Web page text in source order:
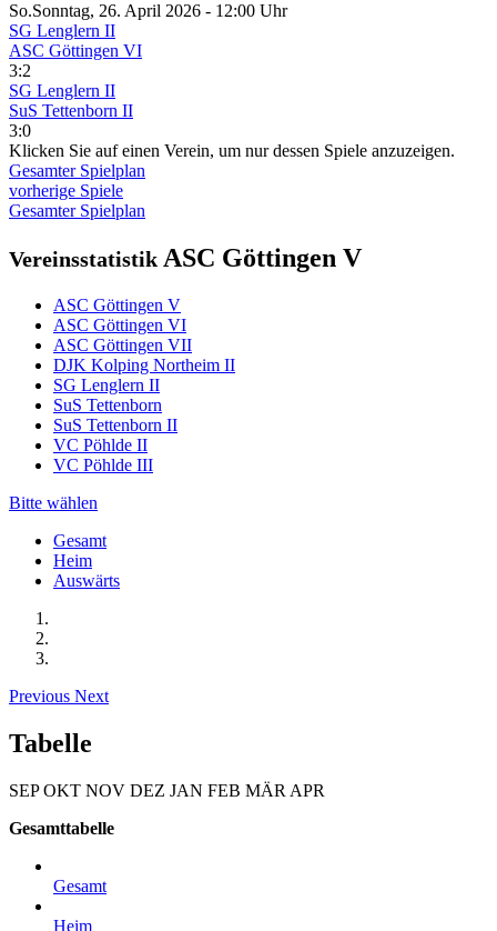
So.Sonntag, 26. April 2026 - 12:00 Uhr
SG Lenglern II
ASC Göttingen VI
3:2
SG Lenglern II
SuS Tettenborn II
3:0
Klicken Sie auf einen Verein, um nur dessen Spiele anzuzeigen.
Gesamter Spielplan
vorherige Spiele
Gesamter Spielplan
Vereinsstatistik ASC Göttingen V
ASC Göttingen V
ASC Göttingen VI
ASC Göttingen VII
DJK Kolping Northeim II
SG Lenglern II
SuS Tettenborn
SuS Tettenborn II
VC Pöhlde II
VC Pöhlde III
Bitte wählen
Gesamt
Heim
Auswärts
Previous Next
Tabelle
SEP OKT NOV DEZ JAN FEB MÄR APR
Gesamttabelle
Gesamt
Heim